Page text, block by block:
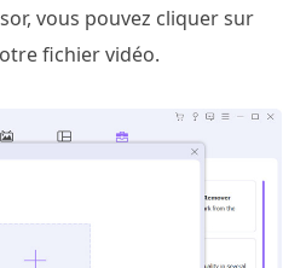
vous pouvez cliquer sur
fichier vidéo.